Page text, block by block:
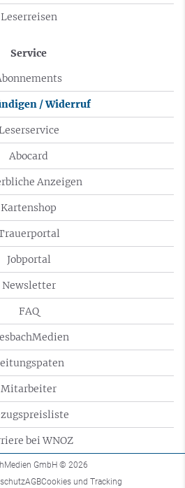
Leserreisen
Service
/ Widerruf
Abocard
Anzeigen
Kartenshop
Jobportal
Newsletter
FAQ
Mitarbeiter
bei WNOZ
GmbH © 2026
AGBCookies und Tracking